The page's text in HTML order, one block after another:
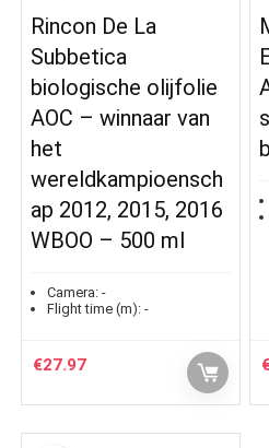
Rincon De La
Subbetica
biologische olijfolie
AOC – winnaar van
het
wereldkampioensch
ap 2012, 2015, 2016
WBOO – 500 ml
Camera: -
Flight time (m): -
€27.97